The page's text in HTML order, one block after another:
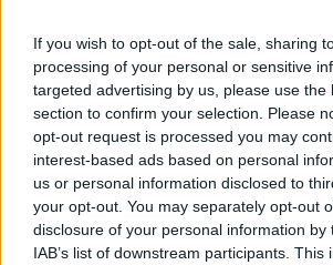
If you wish to opt-out of the sale, sharing
processing of your personal or sensitive
targeted advertising by us, please use the
section to confirm your selection. Please
opt-out request is processed you may
interest-based ads based on personal
us or personal information disclosed to
your opt-out. You may separately opt-out
disclosure of your personal information by
IAB’s list of downstream participants. This
Μη επανδρωμένα
εξαπέλυσαν drones κατά
ραντάρ στην Κριμαία –
20:20